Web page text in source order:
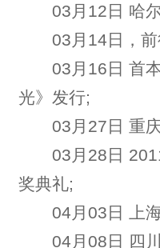
03月12日 哈尔
03月14日，前
03月16日 首本
光》发行;
03月27日 重庆
03月28日 2011
奖典礼;
04月03日 上海
04月08日 四川